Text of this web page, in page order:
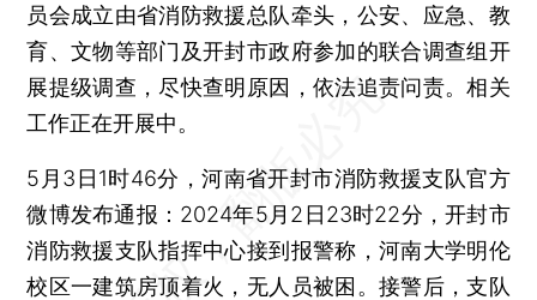
员会成立由省消防救援总队牵头，公安、应急、教
育、文物等部门及开封市政府参加的联合调查组开
展提级调查，尽快查明原因，依法追责问责。相关
工作正在开展中。
5月3日1时46分，河南省开封市消防救援支队官方
微博发布通报：2024年5月2日23时22分，开封市
消防救援支队指挥中心接到报警称，河南大学明伦
校区一建筑房顶着火，无人员被困。接警后，支队